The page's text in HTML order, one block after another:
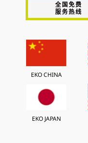
全国免费
服务热线
EKO CHINA
EKO JAPAN